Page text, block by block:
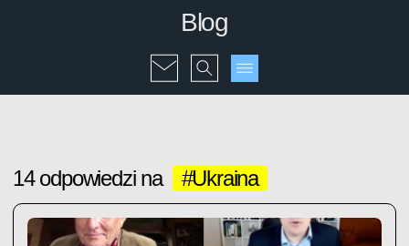
Blog
14 odpowiedzi na #Ukraina